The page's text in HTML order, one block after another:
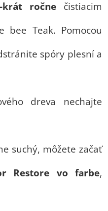
krát ročnečistiacim
bee Teak. Pomocou
spóry plesní a
dreva nechajte
suchý, môžete začať
Restore vo farbe,